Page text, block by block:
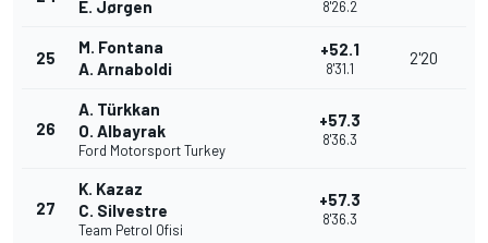
E. Jørgen 8'26.2
25
M. Fontana
A. Arnaboldi
+52.1
8'31.1
2'20
26
A. Türkkan
O. Albayrak
Ford Motorsport Turkey
+57.3
8'36.3
27
K. Kazaz
C. Silvestre
Team Petrol Ofisi
+57.3
8'36.3